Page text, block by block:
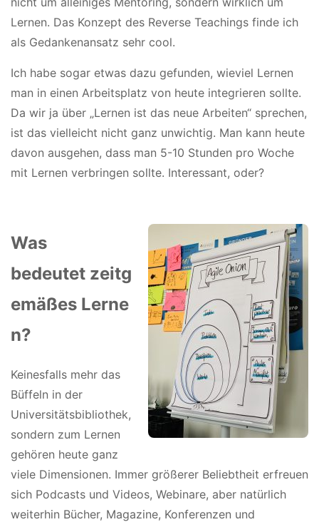
Lernen. Das Konzept des Reverse Teachings finde ich
als Gedankenansatz sehr cool.
Ich habe sogar etwas dazu gefunden, wieviel Lernen
man in einen Arbeitsplatz von heute integrieren sollte.
Da wir ja über „Lernen ist das neue Arbeiten“ sprechen,
ist das vielleicht nicht ganz unwichtig. Man kann heute
davon ausgehen, dass man 5-10 Stunden pro Woche
mit Lernen verbringen sollte. Interessant, oder?
Was
bedeutet zeitg
emäßes Lerne
n?
Keinesfalls mehr das
Büffeln in der
Universitätsbibliothek,
sondern zum Lernen
gehören heute ganz
viele Dimensionen. Immer größerer Beliebtheit erfreuen
sich Podcasts und Videos, Webinare, aber natürlich
weiterhin Bücher, Magazine, Konferenzen und